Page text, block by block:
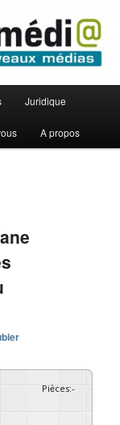
Juridique
A propos
Pièces:-